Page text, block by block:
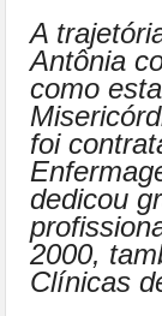
A
Antônia
como
foi
dedicou
2000,
Clínicas